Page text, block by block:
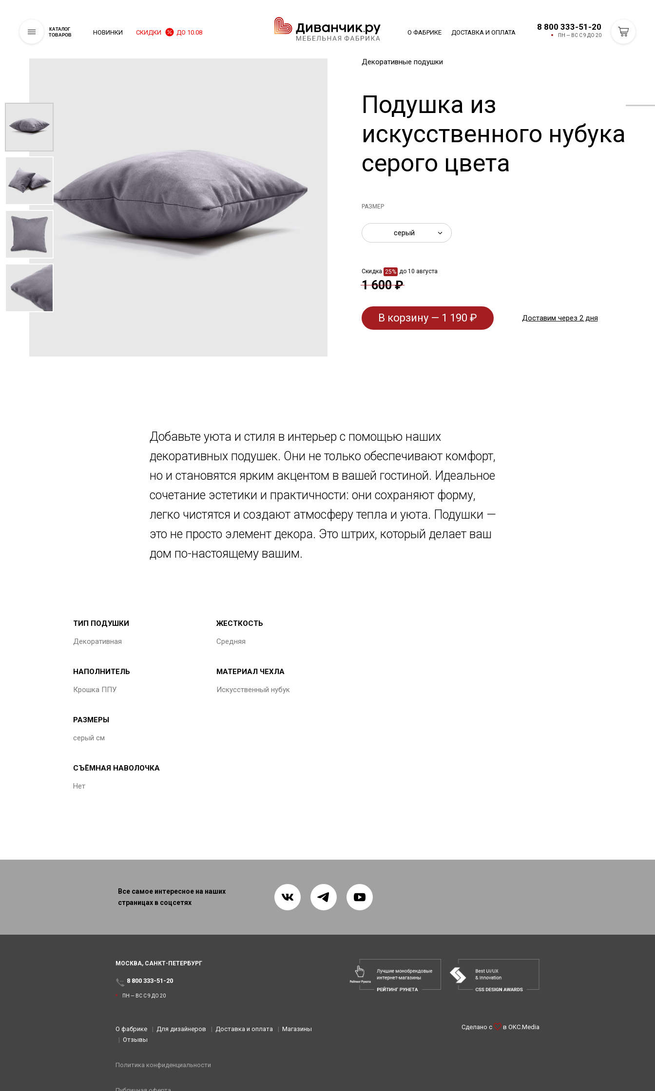
КАТАЛОГ
ТОВАРОВ
НОВИНКИ СКИДКИ ДО 10.08 О ФАБРИКЕ ДОСТАВКА И ОПЛАТА
8 800 333-51-20
ПН — ВС С 9 ДО 20
Декоративные подушки
Подушка из
искусственного нубука
серого цвета
РАЗМЕР
серый
Скидка 25% до 10 августа
1 600 ₽
В корзину — 1 190 ₽ Доставим через 2 дня
Добавьте уюта и стиля в интерьер с помощью наших
декоративных подушек. Они не только обеспечивают комфорт,
но и становятся ярким акцентом в вашей гостиной. Идеальное
сочетание эстетики и практичности: они сохраняют форму,
легко чистятся и создают атмосферу тепла и уюта. Подушки —
это не просто элемент декора. Это штрих, который делает ваш
дом по-настоящему вашим.
ТИП ПОДУШКИ
Декоративная
НАПОЛНИТЕЛЬ
Крошка ППУ
РАЗМЕРЫ
серый см
ЖЕСТКОСТЬ
Средняя
МАТЕРИАЛ ЧЕХЛА
Искусственный нубук
СЪЁМНАЯ НАВОЛОЧКА
Нет
Все самое интересное на наших
страницах в соцсетях
МОСКВА, САНКТ-ПЕТЕРБУРГ
8 800 333-51-20
ПН — ВС С 9 ДО 20
О фабрике Для дизайнеров Доставка и оплата
Магазины
Отзывы
Политика конфиденциальности
Сделано с в OKC.Media